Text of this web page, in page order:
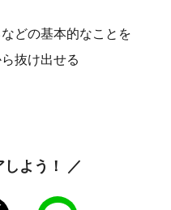
どの基本的なことを
抜け出せる
しよう！ ／